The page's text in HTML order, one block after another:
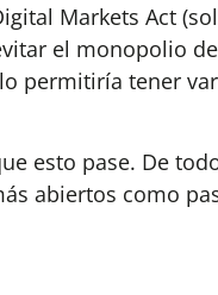
Markets Act
el monopolio
permitiría tener
esto pase. De
abiertos como